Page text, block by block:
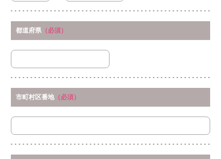
都道府県 （必須）
市町村区番地 （必須）